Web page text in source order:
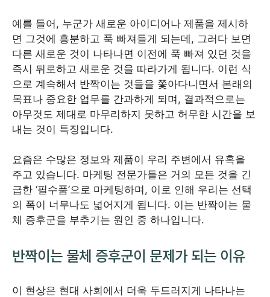
예를 들어, 누군가 새로운 아이디어나 제품을 제시하
면 그것에 흥분하고 푹 빠져들게 되는데, 그러다 보면
다른 새로운 것이 나타나면 이전에 푹 빠져 있던 것을
즉시 뒤로하고 새로운 것을 따라가게 됩니다. 이런 식
으로 계속해서 반짝이는 것들을 쫓아다니면서 본래의
목표나 중요한 업무를 간과하게 되며, 결과적으로는
아무것도 제대로 마무리하지 못하고 허무한 시간을 보
내는 것이 특징입니다.
요즘은 수많은 정보와 제품이 우리 주변에서 유혹을
주고 있습니다. 마케팅 전문가들은 거의 모든 것을 긴
급한 ‘필수품’으로 마케팅하며, 이로 인해 우리는 선택
의 폭이 너무나도 넓어지게 됩니다. 이는 반짝이는 물
체 증후군을 부추기는 원인 중 하나입니다.
반짝이는 물체 증후군이 문제가 되는 이유
이 현상은 현대 사회에서 더욱 두드러지게 나타나는